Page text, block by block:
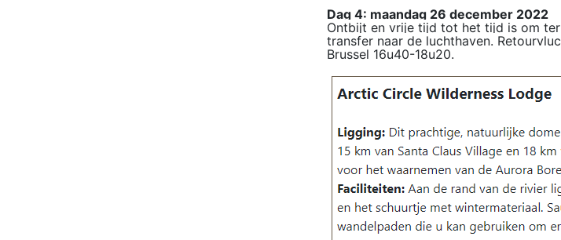
Dag 4: maandag 26 december 2022
Ontbijt en vrije tijd tot het tijd is om
transfer naar de luchthaven.
Brussel 16u40-18u20.